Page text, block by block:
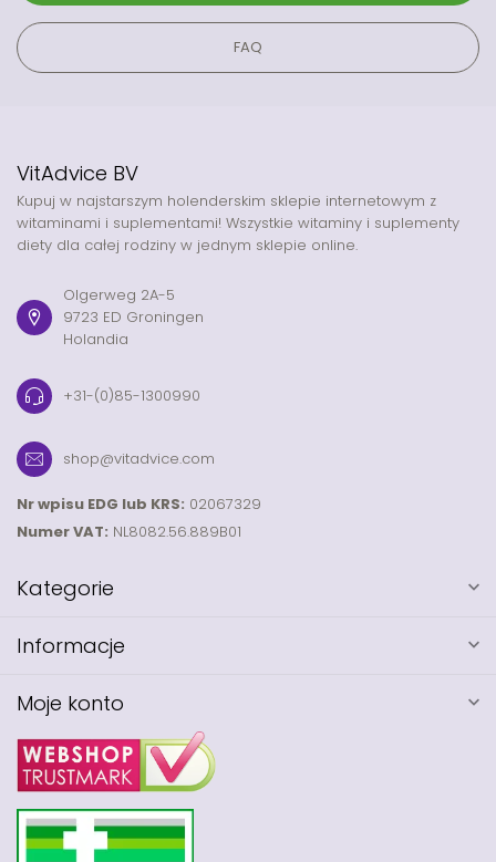
FAQ
VitAdvice BV
Kupuj w najstarszym holenderskim sklepie internetowym z
witaminami i suplementami! Wszystkie witaminy i suplementy
diety dla całej rodziny w jednym sklepie online.
Olgerweg 2A-5
9723 ED Groningen
Holandia
+31-(0)85-1300990
shop@vitadvice.com
Nr wpisu EDG lub KRS: 02067329
Numer VAT: NL8082.56.889B01
Kategorie
Informacje
Moje konto